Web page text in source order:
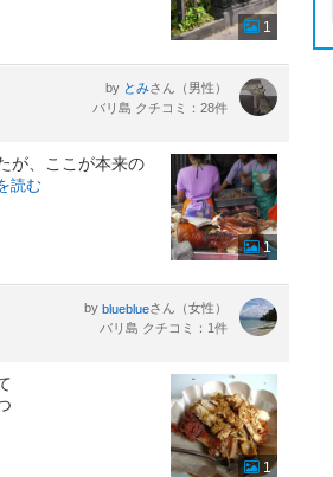
1
by とみさん（男性）
バリ島 クチコミ：28件
が、ここが本来の
読む
1
by blueblueさん（女性）
バリ島 クチコミ：1件
1